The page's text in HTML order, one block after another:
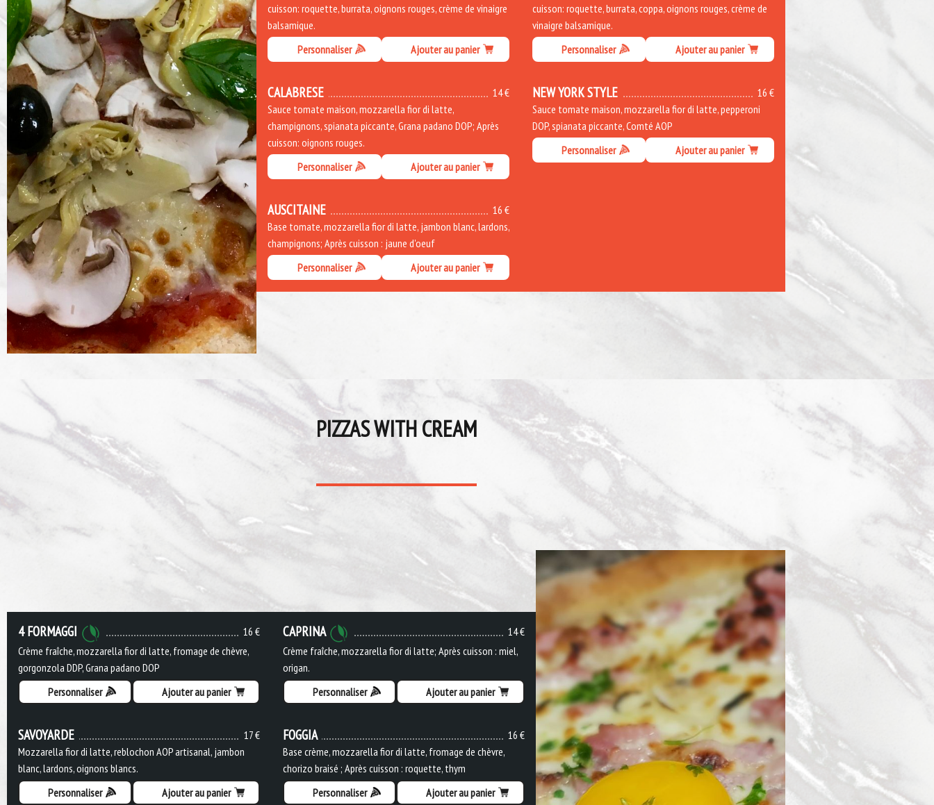
cuisson: roquette, burrata, oignons rouges, crème de vinaigre
balsamique.
Personnaliser
Ajouter au panier
cuisson: roquette, burrata, coppa, oignons rouges, crème de
vinaigre balsamique.
Personnaliser
Ajouter au panier
14 €
CALABRESE
Sauce tomate maison, mozzarella fior di latte,
champignons, spianata piccante, Grana padano DOP; Après
cuisson: oignons rouges.
Personnaliser
Ajouter au panier
16 €
NEW YORK STYLE
Sauce tomate maison, mozzarella fior di latte, pepperoni
DOP, spianata piccante, Comté AOP
Personnaliser
Ajouter au panier
16 €
AUSCITAINE
Base tomate, mozzarella fior di latte, jambon blanc, lardons,
champignons; Après cuisson : jaune d'oeuf
Personnaliser
Ajouter au panier
PIZZAS WITH CREAM
16 €
4 FORMAGGI
Crème fraîche, mozzarella fior di latte, fromage de chèvre,
gorgonzola DDP, Grana padano DOP
Personnaliser
Ajouter au panier
14 €
CAPRINA
Crème fraîche, mozzarella fior di latte; Après cuisson : miel,
origan.
Personnaliser
Ajouter au panier
17 €
SAVOYARDE
Mozzarella fior di latte, reblochon AOP artisanal, jambon
blanc, lardons, oignons blancs.
Personnaliser
Ajouter au panier
16 €
FOGGIA
Base crème, mozzarella fior di latte, fromage de chèvre,
chorizo braisé ; Après cuisson : roquette, thym
Personnaliser
Ajouter au panier